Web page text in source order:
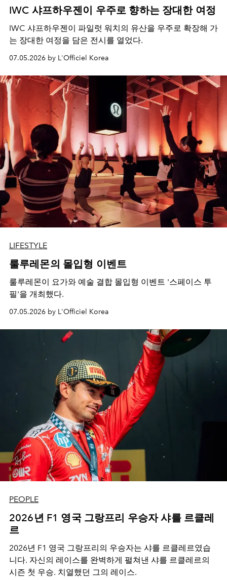
IWC 샤프하우젠이 우주로 향하는 장대한 여정
IWC 샤프하우젠이 파일럿 워치의 유산을 우주로 확장해 가
는 장대한 여정을 담은 전시를 열었다.
07.05.2026 by L'Officiel Korea
LIFESTYLE
룰루레몬의 몰입형 이벤트
룰루레몬이 요가와 예술 결합 몰입형 이벤트 '스페이스 투
필'을 개최했다.
07.05.2026 by L'Officiel Korea
PEOPLE
2026년 F1 영국 그랑프리 우승자 샤를 르클레
르
2026년 F1 영국 그랑프리의 우승자는 샤를 르클레르였습
니다. 자신의 레이스를 완벽하게 펼쳐낸 샤를 르클레르의
시즌 첫 우승. 치열했던 그의 레이스.